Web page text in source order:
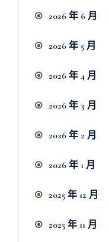
2026 年 6 月
2026 年 5 月
2026 年 4 月
2026 年 3 月
2026 年 2 月
2026 年 1 月
2025 年 12 月
2025 年 11 月